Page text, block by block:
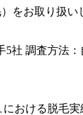
をお取り扱い
5社 調査方法
おける脱毛実